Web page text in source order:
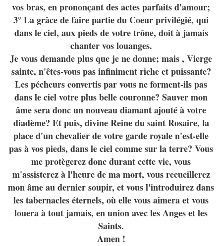
vos bras, en prononçant des actes parfaits d'amour;
3° La grâce de faire partie du Coeur privilégié, qui
dans le ciel, aux pieds de votre trône, doit à jamais
chanter vos louanges.
Je vous demande plus que je ne donne; mais , Vierge
sainte, n'êtes-vous pas infiniment riche et puissante?
Les pécheurs convertis par vous ne forment-ils pas
dans le ciel votre plus belle couronne? Sauver mon
âme sera donc un nouveau diamant ajouté à votre
diadème? Et puis, divine Reine du saint Rosaire, la
place d'un chevalier de votre garde royale n'est-elle
pas à vos pieds, dans le ciel comme sur la terre? Vous
me protègerez donc durant cette vie, vous
m'assisterez à l'heure de ma mort, vous recueillerez
mon âme au dernier soupir, et vous l'introduirez dans
les tabernacles éternels, où elle vous aimera et vous
louera à tout jamais, en union avec les Anges et les
Saints.
Amen !